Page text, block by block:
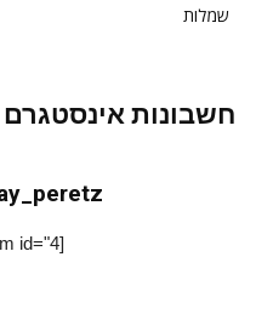
שמלות
חשבונות
[jr_instagram id="4"]